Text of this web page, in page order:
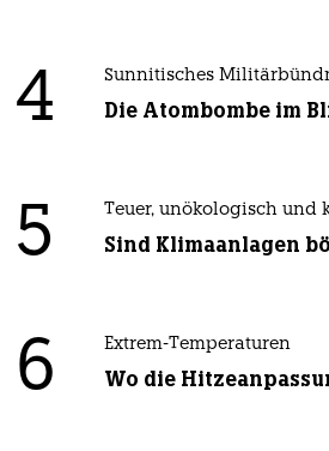
4 Sunnitisches
Die Atombombe im
5 Teuer, unökologisch und
Sind Klimaanlagen
6 Extrem-Temperaturen
Wo die